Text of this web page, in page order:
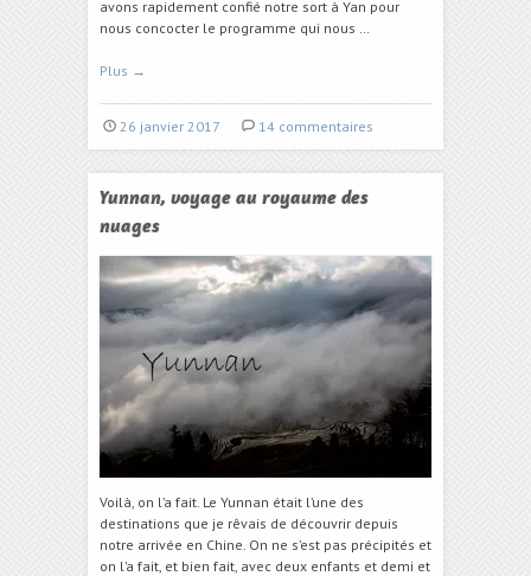
avons rapidement confié notre sort à Yan pour
nous concocter le programme qui nous …
Plus →
26 janvier 2017 14 commentaires
Yunnan, voyage au royaume des
nuages
Voilà, on l’a fait. Le Yunnan était l’une des
destinations que je rêvais de découvrir depuis
notre arrivée en Chine. On ne s’est pas précipités et
on l’a fait, et bien fait, avec deux enfants et demi et